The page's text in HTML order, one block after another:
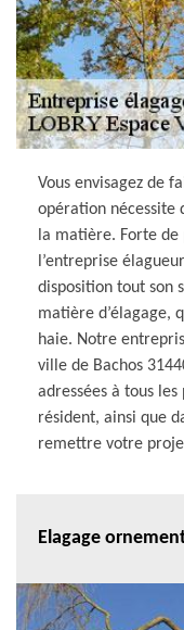
Vous envisagez de
opération nécessite
la matière. Forte de
l’entreprise
disposition tout son
matière d’élagage,
haie. Notre
ville de Bachos
adressées à tous
résident, ainsi que
remettre votre
Elagage